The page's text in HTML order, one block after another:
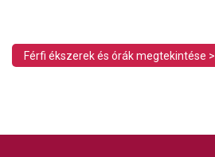
Férfi ékszerek és órák megtekintése >